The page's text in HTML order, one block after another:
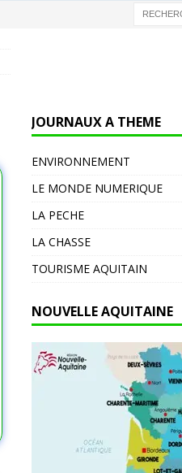
JOURNAUX A THEME
ENVIRONNEMENT
LE MONDE NUMERIQUE
LA PECHE
LA CHASSE
TOURISME AQUITAIN
NOUVELLE AQUITAINE